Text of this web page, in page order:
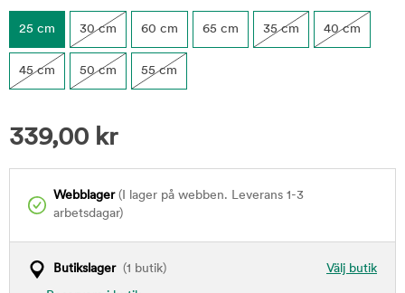
25 cm 30 cm 60 cm 65 cm 35 cm 40 cm
45 cm 50 cm 55 cm
339,00 kr
Webblager(I lager på webben. Leverans 1-3
arbetsdagar)
Välj butik
Butikslager(1 butik)